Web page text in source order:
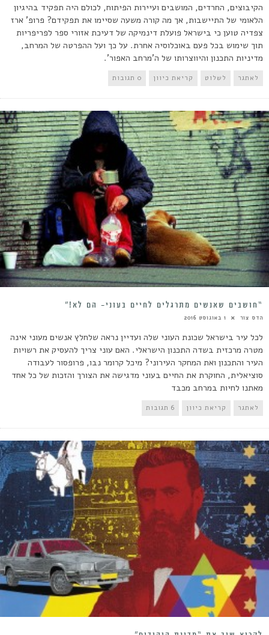
הקיבוצים, החרדים, המושבים ועיירות הפיתוח, לכולם היה תפקיד בהיגיון
הלאומי של התיישבות, אך מה קורה משעה שסיימו את תפקידם? פרופ' ארז
צפדיה טוען כי בישראל פועלת דינמיקה של דעיכת אזורי ספר לפריפריות
תוך שימוש בכל פעם באוכלוסיה אחרת. על כך ועל ההפרטה של המרחב,
מדיניות התכנון והיווצרותו של ה'מרחב האפור'.
לאתגר לשלוט קריאת כיוון 0 תגובות
“חושבים שאנשים מתרגלים לחיים בעוני- הם לא!”
הדס צור 1 באוגוסט 2016
לכל עיר בישראל שכונת העוני שלה ועדיין נראה שלחלץ אנשים מעוני אינה
מטרה מרכזית בשדה התכנון הישראלי. האם עוני צריך להעסיק את רשויות
העיר והתכנון ואת המחקר העירוני? מיכל קרומר נבו, פרופסור לעבודה
סוציאלית, החוקרת את החיים בעוני מדגישה את הצורך והזכות של כל אחד
מאתנו לחיות במרחב מכבד
לאתגר קריאת כיוון 6 תגובות